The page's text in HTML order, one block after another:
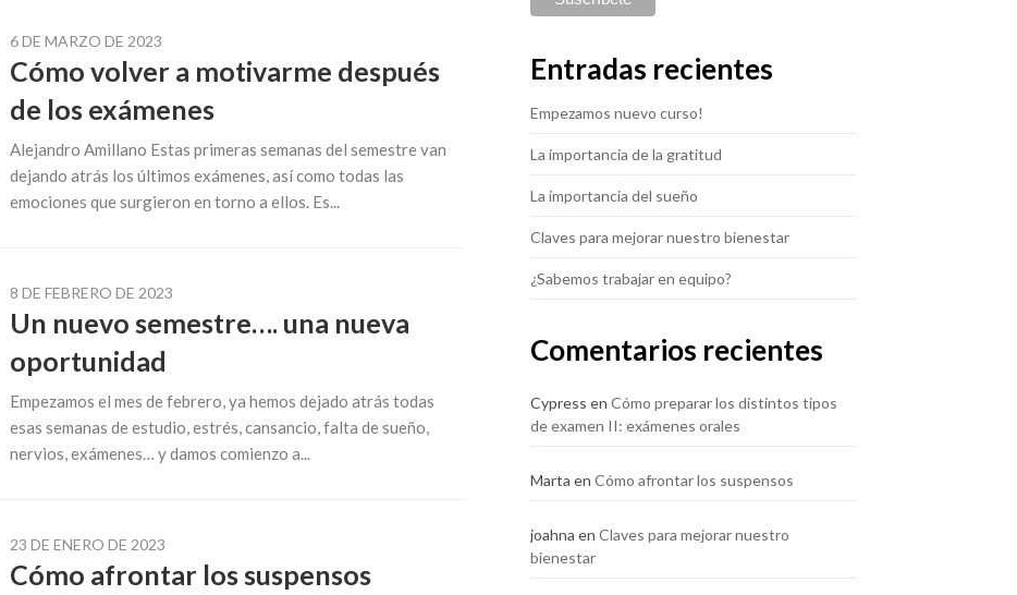
6 DE MARZO DE 2023
Cómo volver a motivarme después
de los exámenes
Alejandro Amillano Estas primeras semanas del semestre van
dejando atrás los últimos exámenes, así como todas las
emociones que surgieron en torno a ellos. Es...
8 DE FEBRERO DE 2023
Un nuevo semestre…. una nueva
oportunidad
Empezamos el mes de febrero, ya hemos dejado atrás todas
esas semanas de estudio, estrés, cansancio, falta de sueño,
nervios, exámenes… y damos comienzo a...
23 DE ENERO DE 2023
Cómo afrontar los suspensos
Entradas recientes
Empezamos nuevo curso!
La importancia de la gratitud
La importancia del sueño
Claves para mejorar nuestro bienestar
¿Sabemos trabajar en equipo?
Comentarios recientes
Cypress en Cómo preparar los distintos tipos
de examen II: exámenes orales
Marta en Cómo afrontar los suspensos
joahna en Claves para mejorar nuestro
bienestar